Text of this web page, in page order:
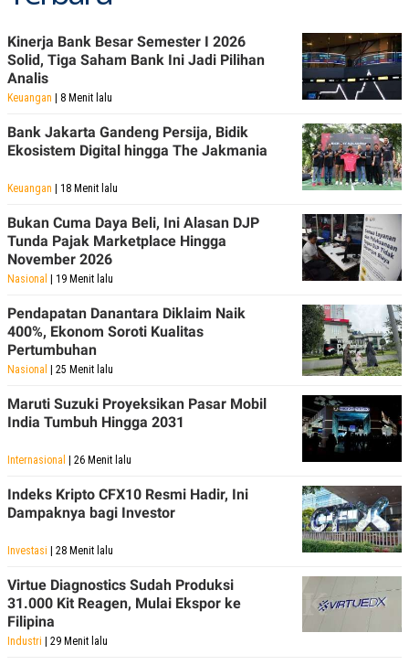
SITEMAPPROFILETERM
OF
PEDOMAN
SIBER
PRIVACY
Kinerja Bank Besar Semester I 2026
Solid, Tiga Saham Bank Ini Jadi Pilihan
Analis
Keuangan | 8 Menit lalu
Bank Jakarta Gandeng Persija, Bidik
Ekosistem Digital hingga The Jakmania
Keuangan | 18 Menit lalu
Bukan Cuma Daya Beli, Ini Alasan DJP
Tunda Pajak Marketplace Hingga
November 2026
Nasional | 19 Menit lalu
Pendapatan Danantara Diklaim Naik
400%, Ekonom Soroti Kualitas
Pertumbuhan
Nasional | 25 Menit lalu
Maruti Suzuki Proyeksikan Pasar Mobil
India Tumbuh Hingga 2031
Internasional | 26 Menit lalu
Indeks Kripto CFX10 Resmi Hadir, Ini
Dampaknya bagi Investor
Investasi | 28 Menit lalu
Virtue Diagnostics Sudah Produksi
31.000 Kit Reagen, Mulai Ekspor ke
Filipina
Industri | 29 Menit lalu